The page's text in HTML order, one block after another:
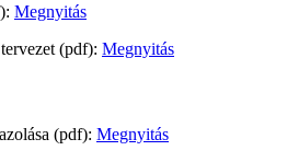
Megnyitás
(pdf): Megnyitás
(pdf): Megnyitás